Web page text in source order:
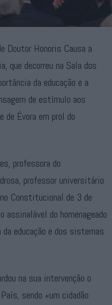
Doutor Honoris Causa a
que decorreu na Sala dos
da educação e a
de estímulo aos
de Évora em prol do
professora do
professor universitário
Constitucional de 3 de
do homenageado
da educação e dos sistemas
na sua intervenção o
sendo «um cidadão